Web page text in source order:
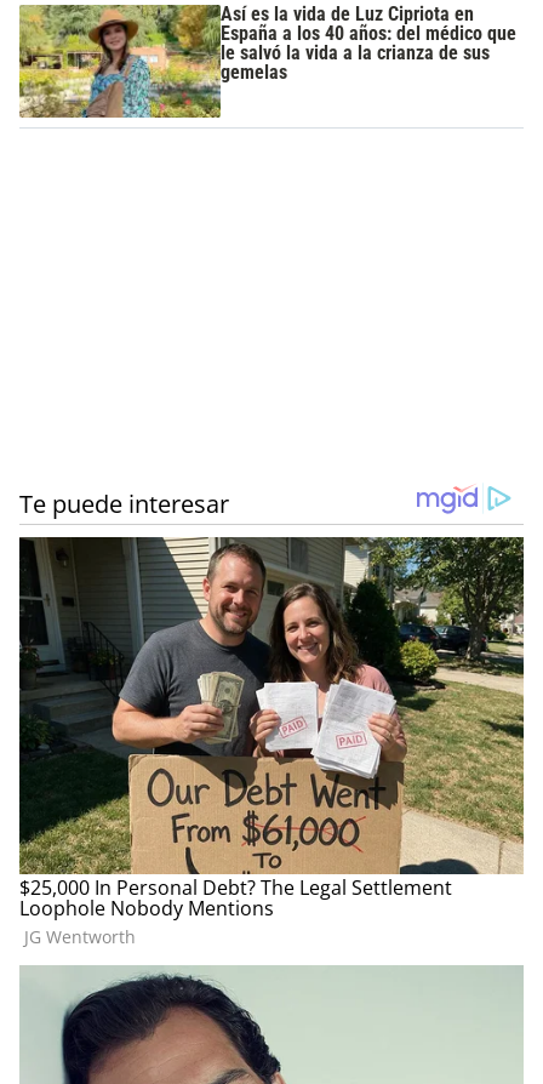
Así es la vida de Luz Cipriota en
España a los 40 años: del médico que
le salvó la vida a la crianza de sus
gemelas